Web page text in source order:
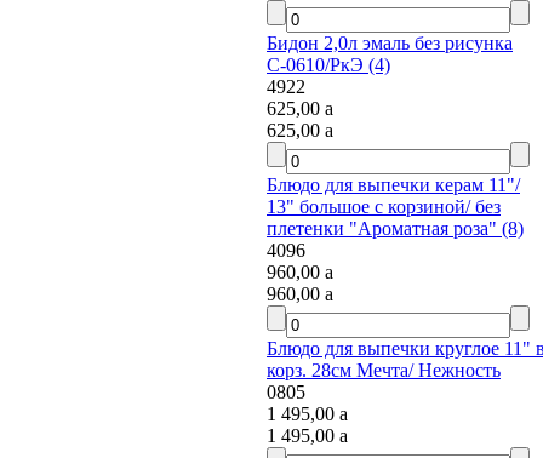
Бидон 2,0л эмаль без рисунка
С-0610/РкЭ (4)
4922
625,00a
625,00a
Блюдо для выпечки керам 11"/
13" большое с корзиной/ без
плетенки "Ароматная роза" (8)
4096
960,00a
960,00a
Блюдо для выпечки круглое 11" в
корз. 28см Мечта/ Нежность
0805
1 495,00a
1 495,00a